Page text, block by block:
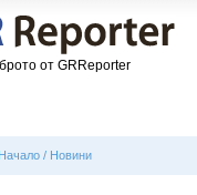
от GRReporter
Начало / Новини